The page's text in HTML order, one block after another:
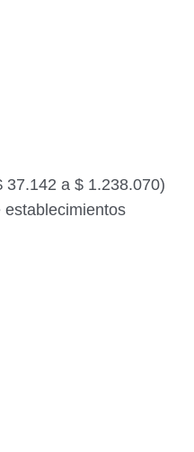
37.142 a $ 1.238.070)
establecimientos